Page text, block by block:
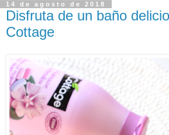
14 de agosto de 2018
Disfruta de un baño
Cottage